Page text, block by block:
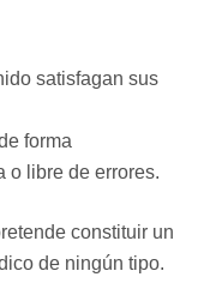
satisfagan sus
forma
o libre de errores.
constituir un
de ningún tipo.